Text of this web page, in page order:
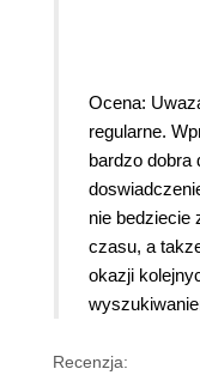
Ocena:
regularne.
bardzo dobra
nie bedziecie
czasu, a
okazji
Recenzja: